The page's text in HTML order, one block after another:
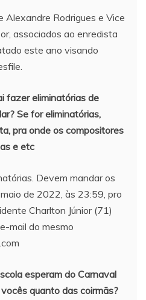
Alexandre Rodrigues e Vice
associados ao enredista
este ano visando
fazer eliminatórias de
Se for eliminatórias,
pra onde os compositores
e etc
Devem mandar os
de 2022, às 23:59, pro
Charlton Júnior (71)
mail do mesmo
esperam do Carnaval
quanto das coirmãs?